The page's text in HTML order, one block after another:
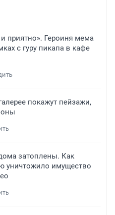
приятно». Героиня мема
с гуру пикапа в кафе
покажут пейзажи,
затоплены. Как
уничтожило имущество